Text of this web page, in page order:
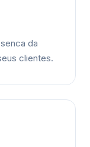
da
clientes.